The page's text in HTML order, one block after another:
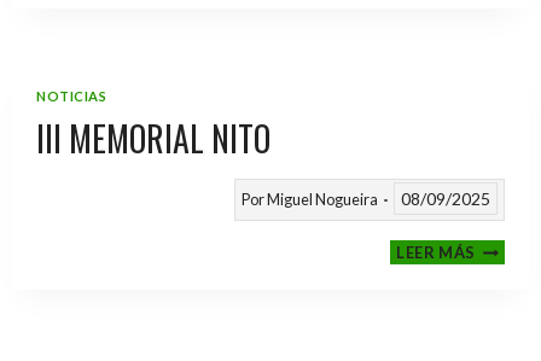
NOTICIAS
III MEMORIAL NITO
PorMiguel Nogueira 08/09/2025
LEER MÁSIII